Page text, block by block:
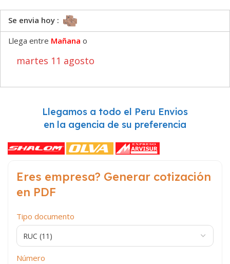
Se envia hoy :
Llega entre Mañana o
martes 11 agosto
Llegamos a todo el Peru Envios
en la agencia de su preferencia
Eres empresa? Generar cotización
en PDF
Tipo documento
Número